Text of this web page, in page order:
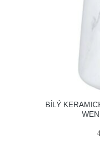
BÍLÝ